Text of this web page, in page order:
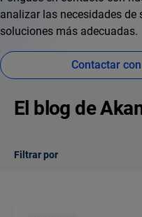
analizar las necesidades de
soluciones más adecuadas.
Contactar
El blog de
Filtrar por